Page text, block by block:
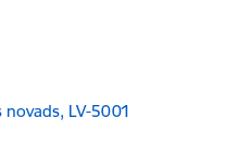
novads, LV-5001